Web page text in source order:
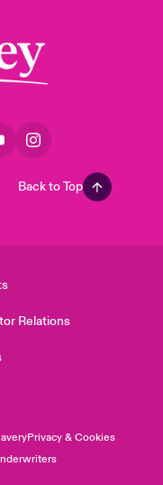
Back to Top
Relations
Privacy & Cookies